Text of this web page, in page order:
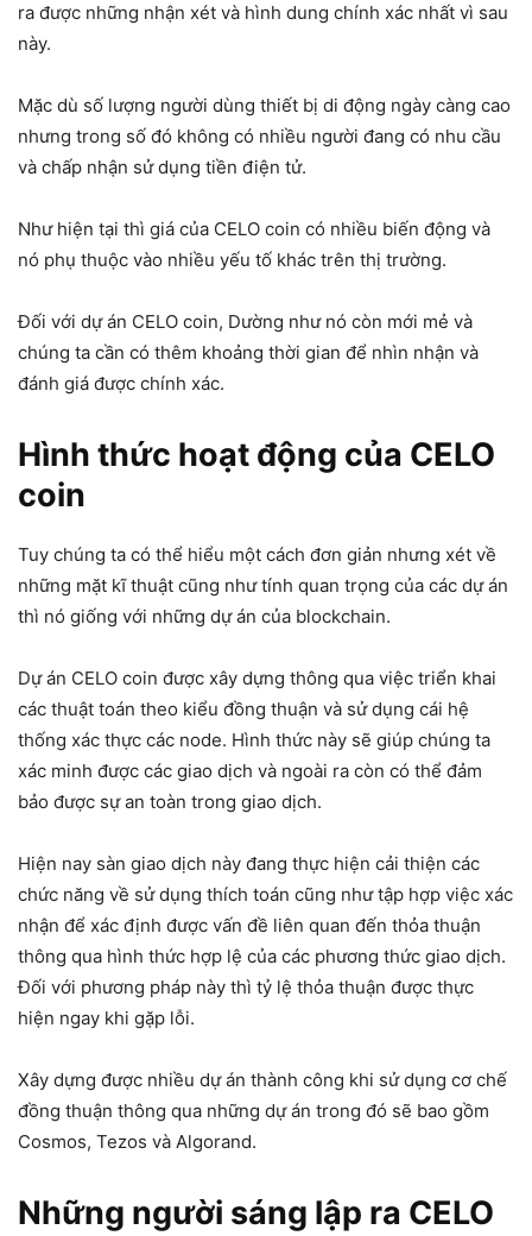
ra được những nhận xét và hình dung chính xác nhất vì sau
này.
Mặc dù số lượng người dùng thiết bị di động ngày càng cao
nhưng trong số đó không có nhiều người đang có nhu cầu
và chấp nhận sử dụng tiền điện tử.
Như hiện tại thì giá của CELO coin có nhiều biến động và
nó phụ thuộc vào nhiều yếu tố khác trên thị trường.
Đối với dự án CELO coin, Dường như nó còn mới mẻ và
chúng ta cần có thêm khoảng thời gian để nhìn nhận và
đánh giá được chính xác.
Hình thức hoạt động của CELO
coin
Tuy chúng ta có thể hiểu một cách đơn giản nhưng xét về
những mặt kĩ thuật cũng như tính quan trọng của các dự án
thì nó giống với những dự án của blockchain.
Dự án CELO coin được xây dựng thông qua việc triển khai
các thuật toán theo kiểu đồng thuận và sử dụng cái hệ
thống xác thực các node. Hình thức này sẽ giúp chúng ta
xác minh được các giao dịch và ngoài ra còn có thể đảm
bảo được sự an toàn trong giao dịch.
Hiện nay sàn giao dịch này đang thực hiện cải thiện các
chức năng về sử dụng thích toán cũng như tập hợp việc xác
nhận để xác định được vấn đề liên quan đến thỏa thuận
thông qua hình thức hợp lệ của các phương thức giao dịch.
Đối với phương pháp này thì tỷ lệ thỏa thuận được thực
hiện ngay khi gặp lỗi.
Xây dựng được nhiều dự án thành công khi sử dụng cơ chế
đồng thuận thông qua những dự án trong đó sẽ bao gồm
Cosmos, Tezos và Algorand.
Những người sáng lập ra CELO